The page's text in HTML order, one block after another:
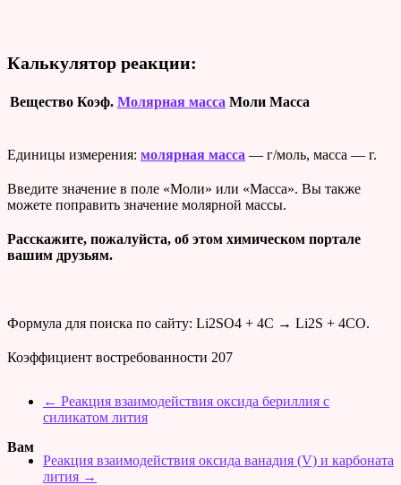
Калькулятор реакции:
Вещество Коэф. Молярная масса Моли Масса
Единицы измерения: молярная масса — г/моль, масса — г.
Введите значение в поле «Моли» или «Масса». Вы также
можете поправить значение молярной массы.
Расскажите, пожалуйста, об этом химическом портале
вашим друзьям.
Формула для поиска по сайту: Li2SO4 + 4C → Li2S + 4CO.
Коэффициент востребованности 207
← Реакция взаимодействия оксида бериллия с
силикатом лития
Реакция взаимодействия оксида ванадия (V) и карбоната
лития →
Вам